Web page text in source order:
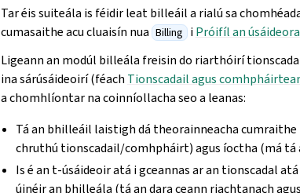
Tar éis suiteála is féidir leat billeáil a rialú sa
cumasaithe acu cluaisín nua Billing iPróifíl an úsáideora
Ligeann an modúl billeála freisin do riarthóirí
ina sárúsáideoirí (féach Tionscadail agus
a chomhlíontar na coinníollacha seo a leanas:
Tá an bhilleáil laistigh dá theorainneacha
chruthú tionscadail/comhpháirt) agus íoctha (má tá
Is é an t-úsáideoir atá i gceannas ar an tionscadal
úinéir an bhilleála (tá an dara ceann riachtanach